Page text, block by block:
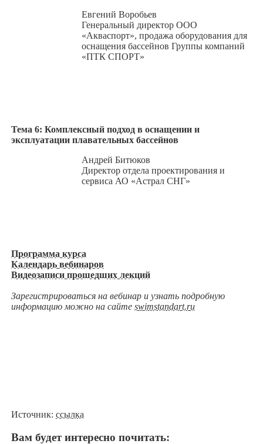
Евгений Воробьев
Генеральный директор ООО
«Акваспорт», продажа оборудования для
оснащения бассейнов Группы компаний
«ПТК СПОРТ»
Тема 6: Комплексный подход в оснащении и
эксплуатации плавательных бассейнов
Андрей Битюков
Директор отдела проектирования и
сервиса АО «Астрал СНГ»
Программа курса
Календарь вебинаров
Видеозаписи прошедших лекций
Зарегистрироваться на вебинар и узнать подробную
информацию можно на сайте swimstandart.ru
Источник: ссылка
Вам будет интересно почитать: